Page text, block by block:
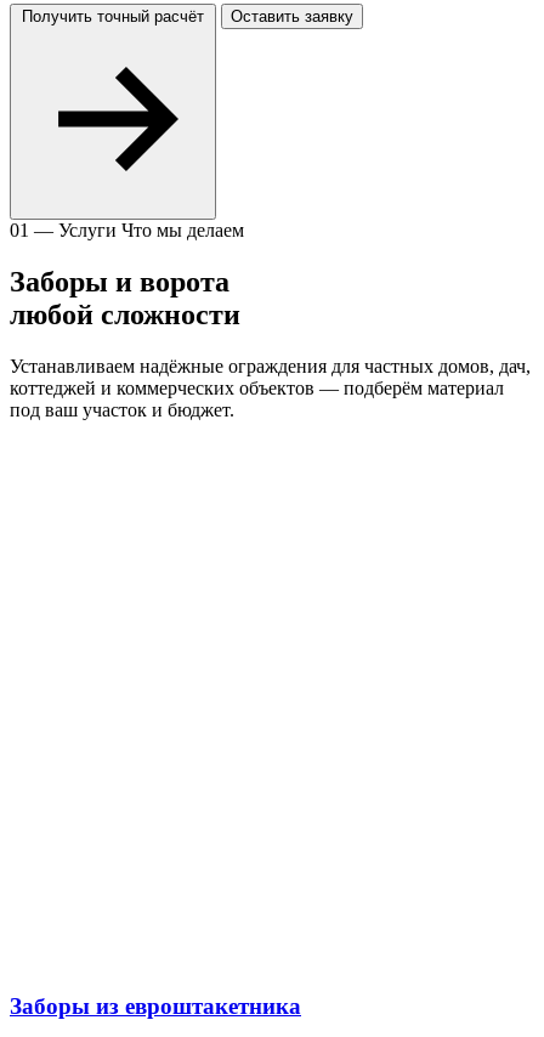
Оставить заявку
01 — Услуги Что мы делаем
Заборы и ворота
любой сложности
Устанавливаем надёжные ограждения для частных домов, дач,
коттеджей и коммерческих объектов — подберём материал
под ваш участок и бюджет.
Заборы из евроштакетника